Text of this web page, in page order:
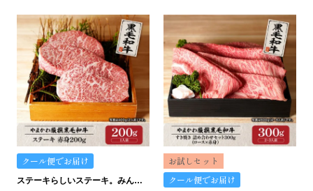
クール便でお届け
ステーキらしいステーキ。みんなにおすすめの赤身です。
お試しセット
クール便でお届け